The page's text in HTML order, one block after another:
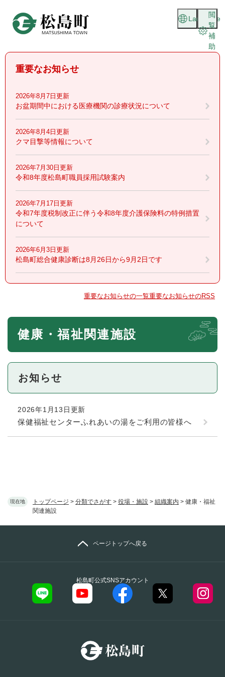
頭
閲
覧
補
助
Language
現在地 トップページ > 分類でさがす > 役場・施設 > 組織案内 > 健康・福祉
関連施設
重要なお知らせ
2026年8月7日更新
お盆期間中における医療機関の診療状況について
2026年8月4日更新
クマ目撃等情報について
2026年7月30日更新
令和8年度松島町職員採用試験案内
2026年7月17日更新
令和7年度税制改正に伴う令和8年度介護保険料の特例措置
について
2026年6月3日更新
松島町総合健康診断は8月26日から9月2日です
重要なお知らせの一覧重要なお知らせのRSS
本
健康・福祉関連施設
お知らせ
2026年1月13日更新
保健福祉センターふれあいの湯をご利用の皆様へ
松島町公式SNSアカウント
ページトップへ戻る